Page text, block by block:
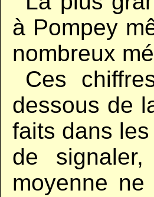
à Pompey
nombreux
Ces
dessous de
faits dans
de
moyenne